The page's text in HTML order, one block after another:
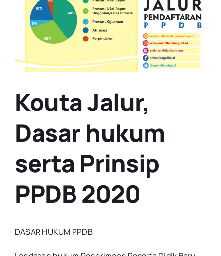
Kouta Jalur,
Dasar hukum
serta Prinsip
PPDB 2020
DASAR HUKUM PPDB